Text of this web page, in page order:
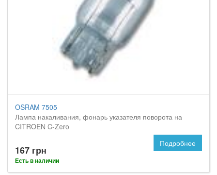
OSRAM 7505
Лампа накаливания, фонарь указателя поворота на
CITROEN C-Zero
167 грн
Есть в наличии
Подробнее